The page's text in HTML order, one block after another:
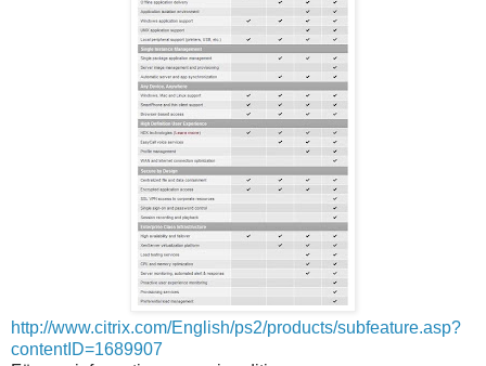
http://www.citrix.com/English/ps2/products/subfeature.asp?
contentID=1689907